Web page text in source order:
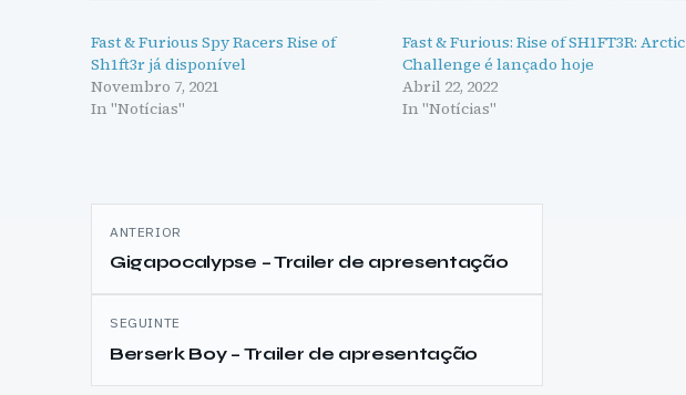
Fast & Furious Spy Racers Rise of
Sh1ft3r já disponível
Novembro 7, 2021
In "Notícias"
Fast & Furious: Rise of SH1FT3R: Arctic
Challenge é lançado hoje
Abril 22, 2022
In "Notícias"
Navegação
de
artigos
ANTERIOR
Gigapocalypse – Trailer de apresentação
SEGUINTE
Berserk Boy – Trailer de apresentação